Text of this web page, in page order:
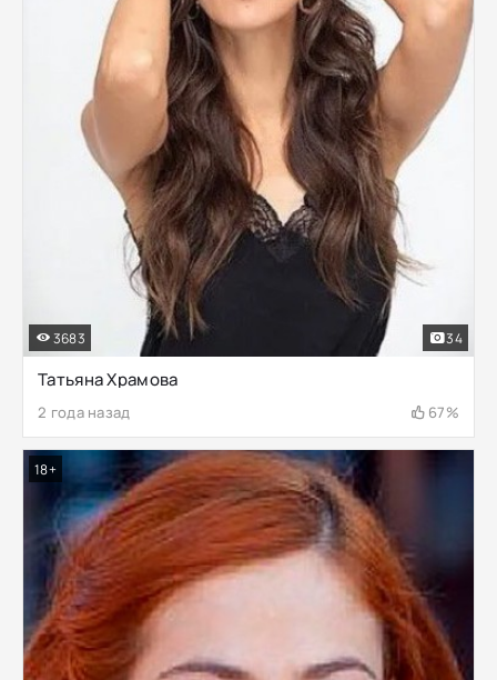
Татьяна Храмова
2 года назад 67%
3683 34
18+